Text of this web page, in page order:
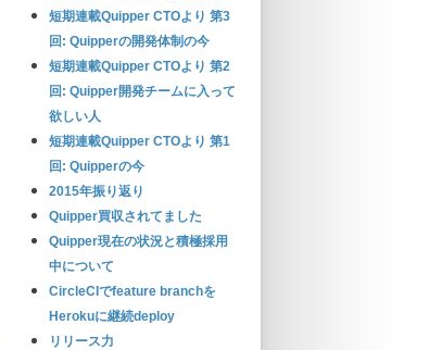
短期連載Quipper CTOより 第3
回: Quipperの開発体制の今
短期連載Quipper CTOより 第2
回: Quipper開発チームに入って
欲しい人
短期連載Quipper CTOより 第1
回: Quipperの今
2015年振り返り
Quipper買収されてました
Quipper現在の状況と積極採用
中について
CircleCIでfeature branchを
Herokuに継続deploy
リリース力